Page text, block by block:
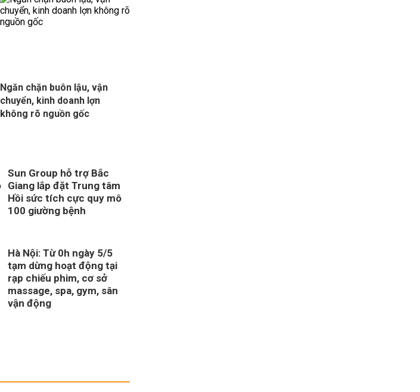
Ngăn chặn buôn lậu, vận
chuyển, kinh doanh lợn
không rõ nguồn gốc
Sun Group hỗ trợ Bắc
Giang lắp đặt Trung tâm
Hồi sức tích cực quy mô
100 giường bệnh
Hà Nội: Từ 0h ngày 5/5
tạm dừng hoạt động tại
rạp chiếu phim, cơ sở
massage, spa, gym, sân
vận động